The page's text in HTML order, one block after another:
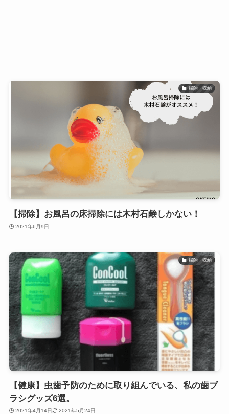
掃除・収納
【掃除】お風呂の床掃除には木村石鹸しかない！
2021年6月9日
掃除・収納
【健康】虫歯予防のために取り組んでいる、私の歯ブ
ラシグッズ6選。
2021年4月14日 2021年5月24日